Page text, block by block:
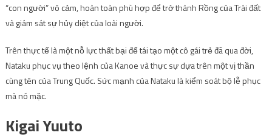
“con người” vô cảm, hoàn toàn phù hợp để trở thành Rồng của Trái đất
và giám sát sự hủy diệt của loài người.
Trên thực tế là một nỗ lực thất bại để tái tạo một cô gái trẻ đã qua đời,
Nataku phục vụ theo lệnh của Kanoe và thực sự dựa trên một vị thần
cùng tên của Trung Quốc. Sức mạnh của Nataku là kiểm soát bộ lễ phục
mà nó mặc.
Kigai Yuuto